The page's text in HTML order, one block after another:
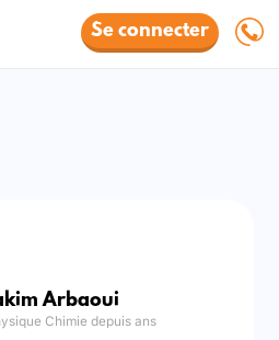
Se connecter
Arbaoui
Chimie depuis ans